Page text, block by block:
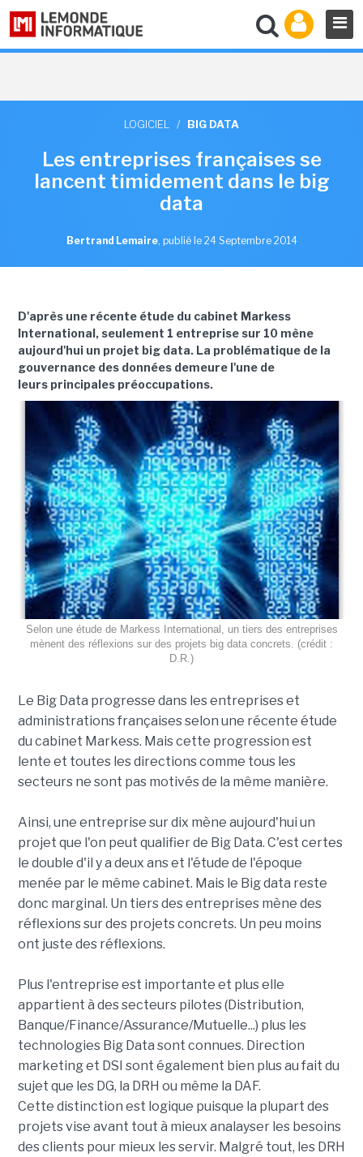
LOGICIEL / BIG DATA
Les entreprises françaises se
lancent timidement dans le big
data
Bertrand Lemaire, publié le 24 Septembre 2014
D'après une récente étude du cabinet Markess
International, seulement 1 entreprise sur 10 mène
aujourd'hui un projet big data. La problématique de la
gouvernance des données demeure l'une de
leurs principales préoccupations.
Selon une étude de Markess International, un tiers des entreprises
mènent des réflexions sur des projets big data concrets. (crédit :
D.R.)
Le Big Data progresse dans les entreprises et
administrations françaises selon une récente étude
du cabinet Markess. Mais cette progression est
lente et toutes les directions comme tous les
secteurs ne sont pas motivés de la même manière.
Ainsi, une entreprise sur dix mène aujourd'hui un
projet que l'on peut qualifier de Big Data. C'est certes
le double d'il y a deux ans et l'étude de l'époque
menée par le même cabinet. Mais le Big data reste
donc marginal. Un tiers des entreprises mène des
réflexions sur des projets concrets. Un peu moins
ont juste des réflexions.
Plus l'entreprise est importante et plus elle
appartient à des secteurs pilotes (Distribution,
Banque/Finance/Assurance/Mutuelle...) plus les
technologies Big Data sont connues. Direction
marketing et DSI sont également bien plus au fait du
sujet que les DG, la DRH ou même la DAF.
Cette distinction est logique puisque la plupart des
projets vise avant tout à mieux analayser les besoins
des clients pour mieux les servir. Malgré tout, les DRH